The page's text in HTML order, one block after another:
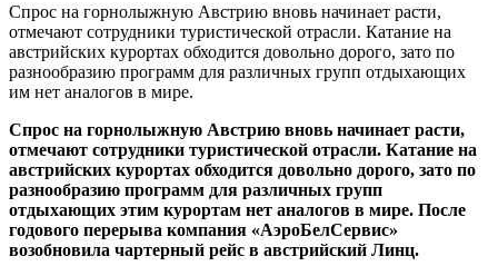
Спрос на горнолыжную Австрию вновь начинает расти,
отмечают сотрудники туристической отрасли. Катание на
австрийских курортах обходится довольно дорого, зато по
разнообразию программ для различных групп отдыхающих
им нет аналогов в мире.
Спрос на горнолыжную Австрию вновь начинает расти,
отмечают сотрудники туристической отрасли. Катание на
австрийских курортах обходится довольно дорого, зато по
разнообразию программ для различных групп
отдыхающих этим курортам нет аналогов в мире. После
годового перерыва компания «АэроБелСервис»
возобновила чартерный рейс в австрийский Линц.